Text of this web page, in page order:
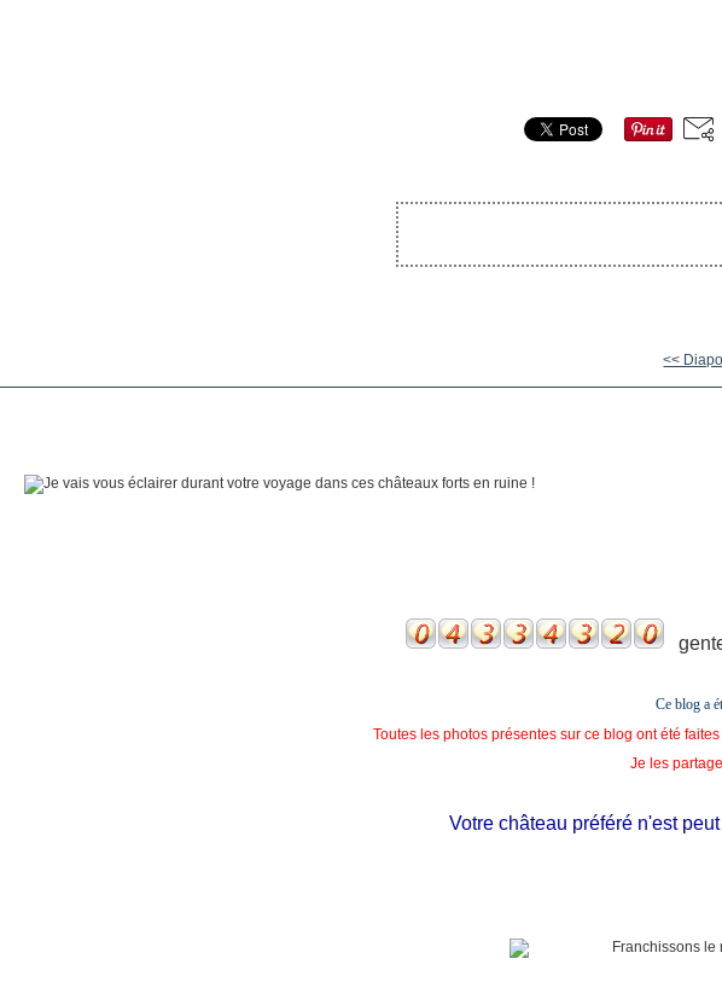
<<
Ce blog a
Toutes les photos présentes sur ce blog ont été
Je les
Votre château préféré n'est peut